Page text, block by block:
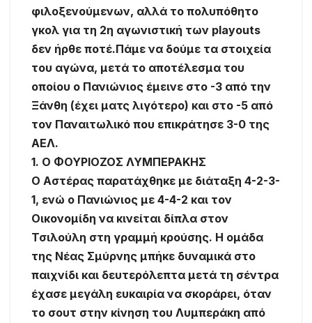
φιλοξενούμενων, αλλά το πολυπόθητο
γκολ για τη 2η αγωνιστική των playouts
δεν ήρθε ποτέ.Πάμε να δούμε τα στοιχεία
του αγώνα, μετά το αποτέλεσμα του
οποίου ο Πανιώνιος έμεινε στο -3 από την
Ξάνθη (έχει ματς λιγότερο) και στο -5 από
τον Παναιτωλικό που επικράτησε 3-0 της
ΑΕΛ.
1. Ο ΦΟΥΡΙΟΖΟΣ ΛΥΜΠΕΡΑΚΗΣ
Ο Αστέρας παρατάχθηκε με διάταξη 4-2-3-
1, ενώ ο Πανιώνιος με 4-4-2 και τον
Οικονομίδη να κινείται δίπλα στον
Τσιλούλη στη γραμμή κρούσης. Η ομάδα
της Νέας Σμύρνης μπήκε δυναμικά στο
παιχνίδι και δευτερόλεπτα μετά τη σέντρα
έχασε μεγάλη ευκαιρία να σκοράρει, όταν
το σουτ στην κίνηση του Λυμπεράκη από